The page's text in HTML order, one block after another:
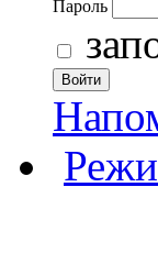
Пароль
Войти